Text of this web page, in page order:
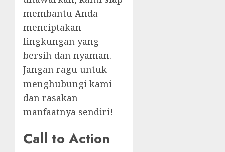
membantu Anda
menciptakan
lingkungan yang
bersih dan nyaman.
Jangan ragu untuk
menghubungi kami
dan rasakan
manfaatnya sendiri!
Call to Action